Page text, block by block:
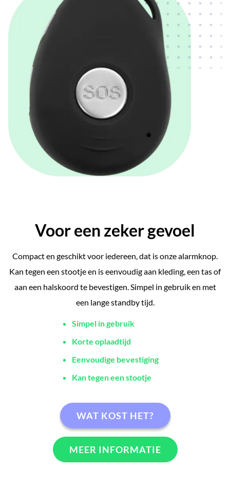
Voor een zeker gevoel
Compact en geschikt voor iedereen, dat is onze alarmknop.
Kan tegen een stootje en is eenvoudig aan kleding, een tas of
aan een halskoord te bevestigen. Simpel in gebruik en met
een lange standby tijd.
Simpel in gebruik
Korte oplaadtijd
Eenvoudige bevestiging
Kan tegen een stootje
WAT KOST HET?
MEER INFORMATIE